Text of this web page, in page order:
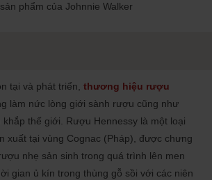
phẩm của Johnnie Walker
tại và phát triển, thương hiệu rượu
làm nức lòng giới sành rượu cũng như
thế giới. Rượu Hennessy là một loại
xuất tại vùng Cognac (Pháp), được chưng
nhẹ sản sinh trong quá trình lên men
gian ủ kín trong thùng gỗ sồi với các niên